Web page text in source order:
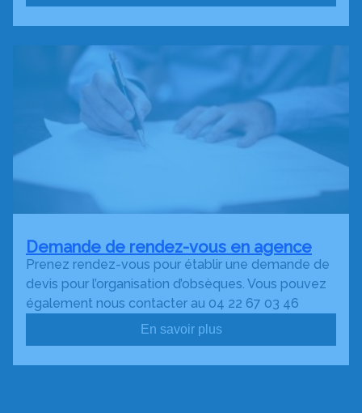
Demande de rendez-vous en agence
Prenez rendez-vous pour établir une demande de
devis pour l’organisation d’obsèques. Vous pouvez
également nous contacter au 04 22 67 03 46
En savoir plus